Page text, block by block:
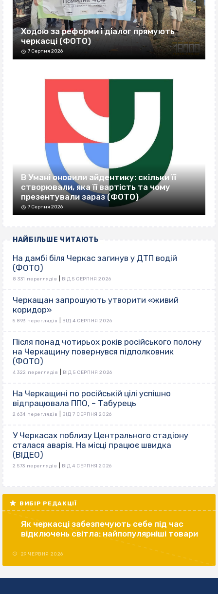
Ходою за реформи і діалог прямують
черкасці (ФОТО)
7 Серпня 2026
В Умані оновили айдентику: скільки її
створювали, яка її вартість та чому
презентували зараз (ФОТО)
7 Серпня 2026
НАЙБІЛЬШЕ ЧИТАЮТЬ
На дамбі біля Черкас загинув у ДТП водій
(ФОТО)
8 331 переглядів ВІД 5 СЕРПНЯ 2026
Черкащан запрошують утворити «живий
коридор»
5 893 переглядів ВІД 4 СЕРПНЯ 2026
Після понад чотирьох років російського полону
на Черкащину повернувся підполковник
(ФОТО)
4 322 переглядів ВІД 5 СЕРПНЯ 2026
На Черкащині по російській цілі успішно
відпрацювала ППО, – Табурець
2 634 переглядів ВІД 7 СЕРПНЯ 2026
У Черкасах поблизу Центрального стадіону
сталася аварія. На місці працює швидка
(ВІДЕО)
2 573 переглядів ВІД 4 СЕРПНЯ 2026
ВИБІР РЕДАКЦІЇ
Як черкасці забезпечують себе під час
відключень світла: найпопулярніші товари
29 ЧЕРВНЯ 2026